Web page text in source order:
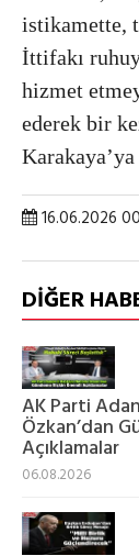
istikamette,
İttifakı
hizmet
ederek bir
16.06.2026
DİĞER
AK Parti
Özkan’dan
Açıklamalar
06.08.2026